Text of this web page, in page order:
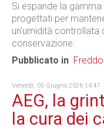
Si espande la
progettati per
un'umidità controllata
conservazione.
Pubblicato in Freddo
Venerdì, 05 Giugno 2026 14:47
AEG, la
la cura dei